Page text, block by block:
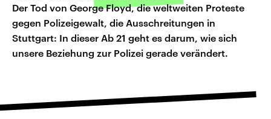
Der Tod von George Floyd, die weltweiten Proteste
gegen Polizeigewalt, die Ausschreitungen in
Stuttgart: In dieser Ab 21 geht es darum, wie sich
unsere Beziehung zur Polizei gerade verändert.